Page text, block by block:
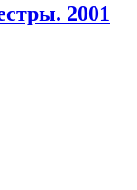
2001